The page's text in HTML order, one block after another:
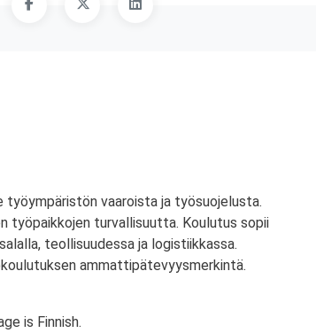
vaaroista ja työsuojelusta.
turvallisuutta. Koulutus sopii
teollisuudessa ja logistiikkassa.
ammattipätevyysmerkintä.
is Finnish.